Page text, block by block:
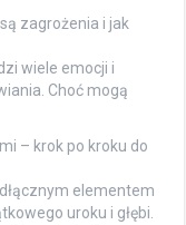
zagrożenia i jak
wiele emocji i
Choć mogą
– krok po kroku do
elementem
uroku i głębi.